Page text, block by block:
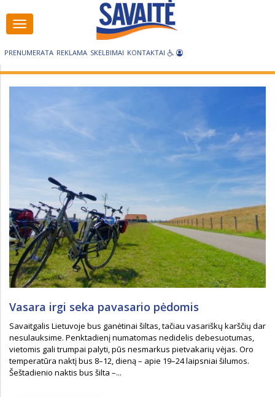
PRENUMERATA REKLAMA SKELBIMAI KONTAKTAI
Visos
kategorijos
Vasara irgi seka pavasario pėdomis
Savaitgalis Lietuvoje bus ganėtinai šiltas, tačiau vasariškų karščių dar
nesulauksime. Penktadienį numatomas nedidelis debesuotumas,
vietomis gali trumpai palyti, pūs nesmarkus pietvakarių vėjas. Oro
temperatūra naktį bus 8–12, dieną – apie 19–24 laipsniai šilumos.
Šeštadienio naktis bus šilta –...